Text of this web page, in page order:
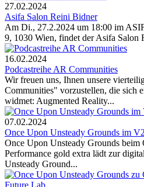
27.02.2024
Asifa Salon Reini Bidner
Am Di., 27.2.2024 um 18:00 im
9, 1030 Wien, findet der Asifa Salon
16.02.2024
Podcastreihe AR Communities
Wir freuen uns, Ihnen unsere
Communities" vorzustellen, die sich
widmet: Augmented Reality...
07.02.2024
Once Upon Unsteady Grounds im
Once Upon Unsteady Grounds
Performance gold extra lädt zur
Unsteady Ground...